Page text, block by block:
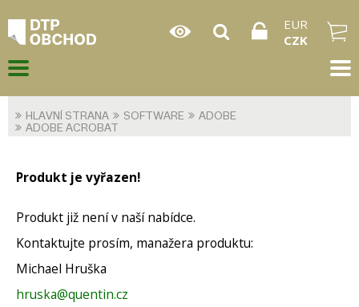
EUR
CZK
HLAVNÍ STRANA SOFTWARE
ADOBE
ADOBE ACROBAT
Produkt je vyřazen!
Produkt již není v naší nabídce.
Kontaktujte prosím, manažera produktu:
Michael Hruška
hruska@quentin.cz